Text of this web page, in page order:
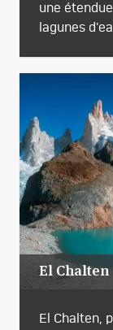
une
lagunes
El Chalten
El Chalten,